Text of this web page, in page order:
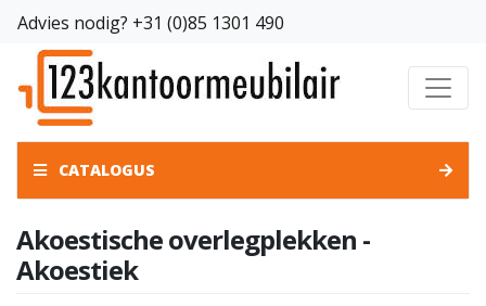
Advies nodig? +31 (0)85 1301 490
CATALOGUS
Akoestische overlegplekken -
Akoestiek